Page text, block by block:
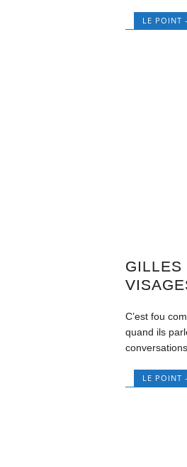
LE POINT
GILLES
C’est fou
quand ils
LE POINT